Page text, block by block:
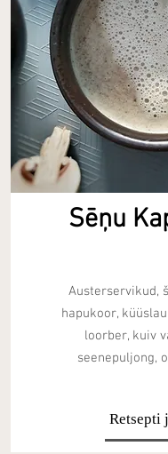
Sēņu
Austerservikud,
hapukoor,
loorber, kuiv
seenepuljong,
Retsepti